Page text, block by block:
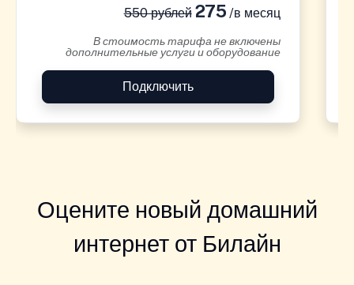
550 рублей275 /в месяц
В стоимость тарифа не включены
дополнительные услуги и оборудование
Подключить
Оцените новый домашний
интернет от Билайн